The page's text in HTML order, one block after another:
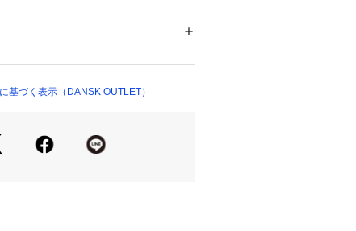
基づく表示（DANSK OUTLET）